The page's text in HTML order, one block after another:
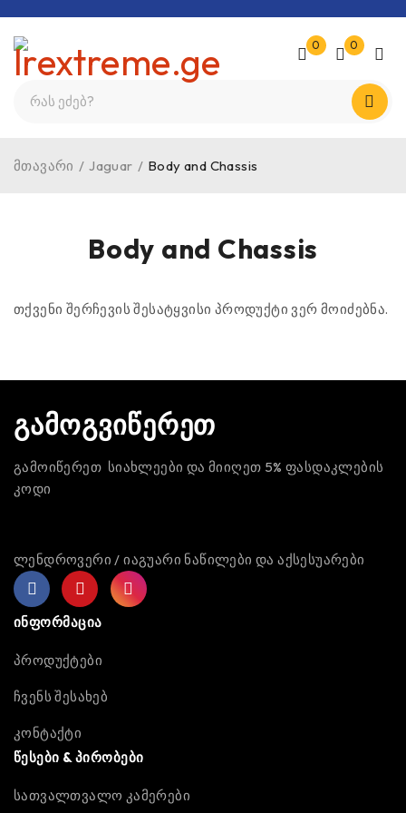
0 0
Body and Chassis
მთავარი / Jaguar / Body and Chassis
თქვენი შერჩევის შესატყვისი პროდუქტი ვერ მოიძებნა.
გამოგვიწერეთ
გამოიწერეთ სიახლეები და მიიღეთ 5% ფასდაკლების
კოდი
ლენდროვერი / იაგუარი ნაწილები და აქსესუარები
ინფორმაცია
პროდუქტები
ჩვენს შესახებ
კონტაქტი
წესები & პირობები
სათვალთვალო კამერები